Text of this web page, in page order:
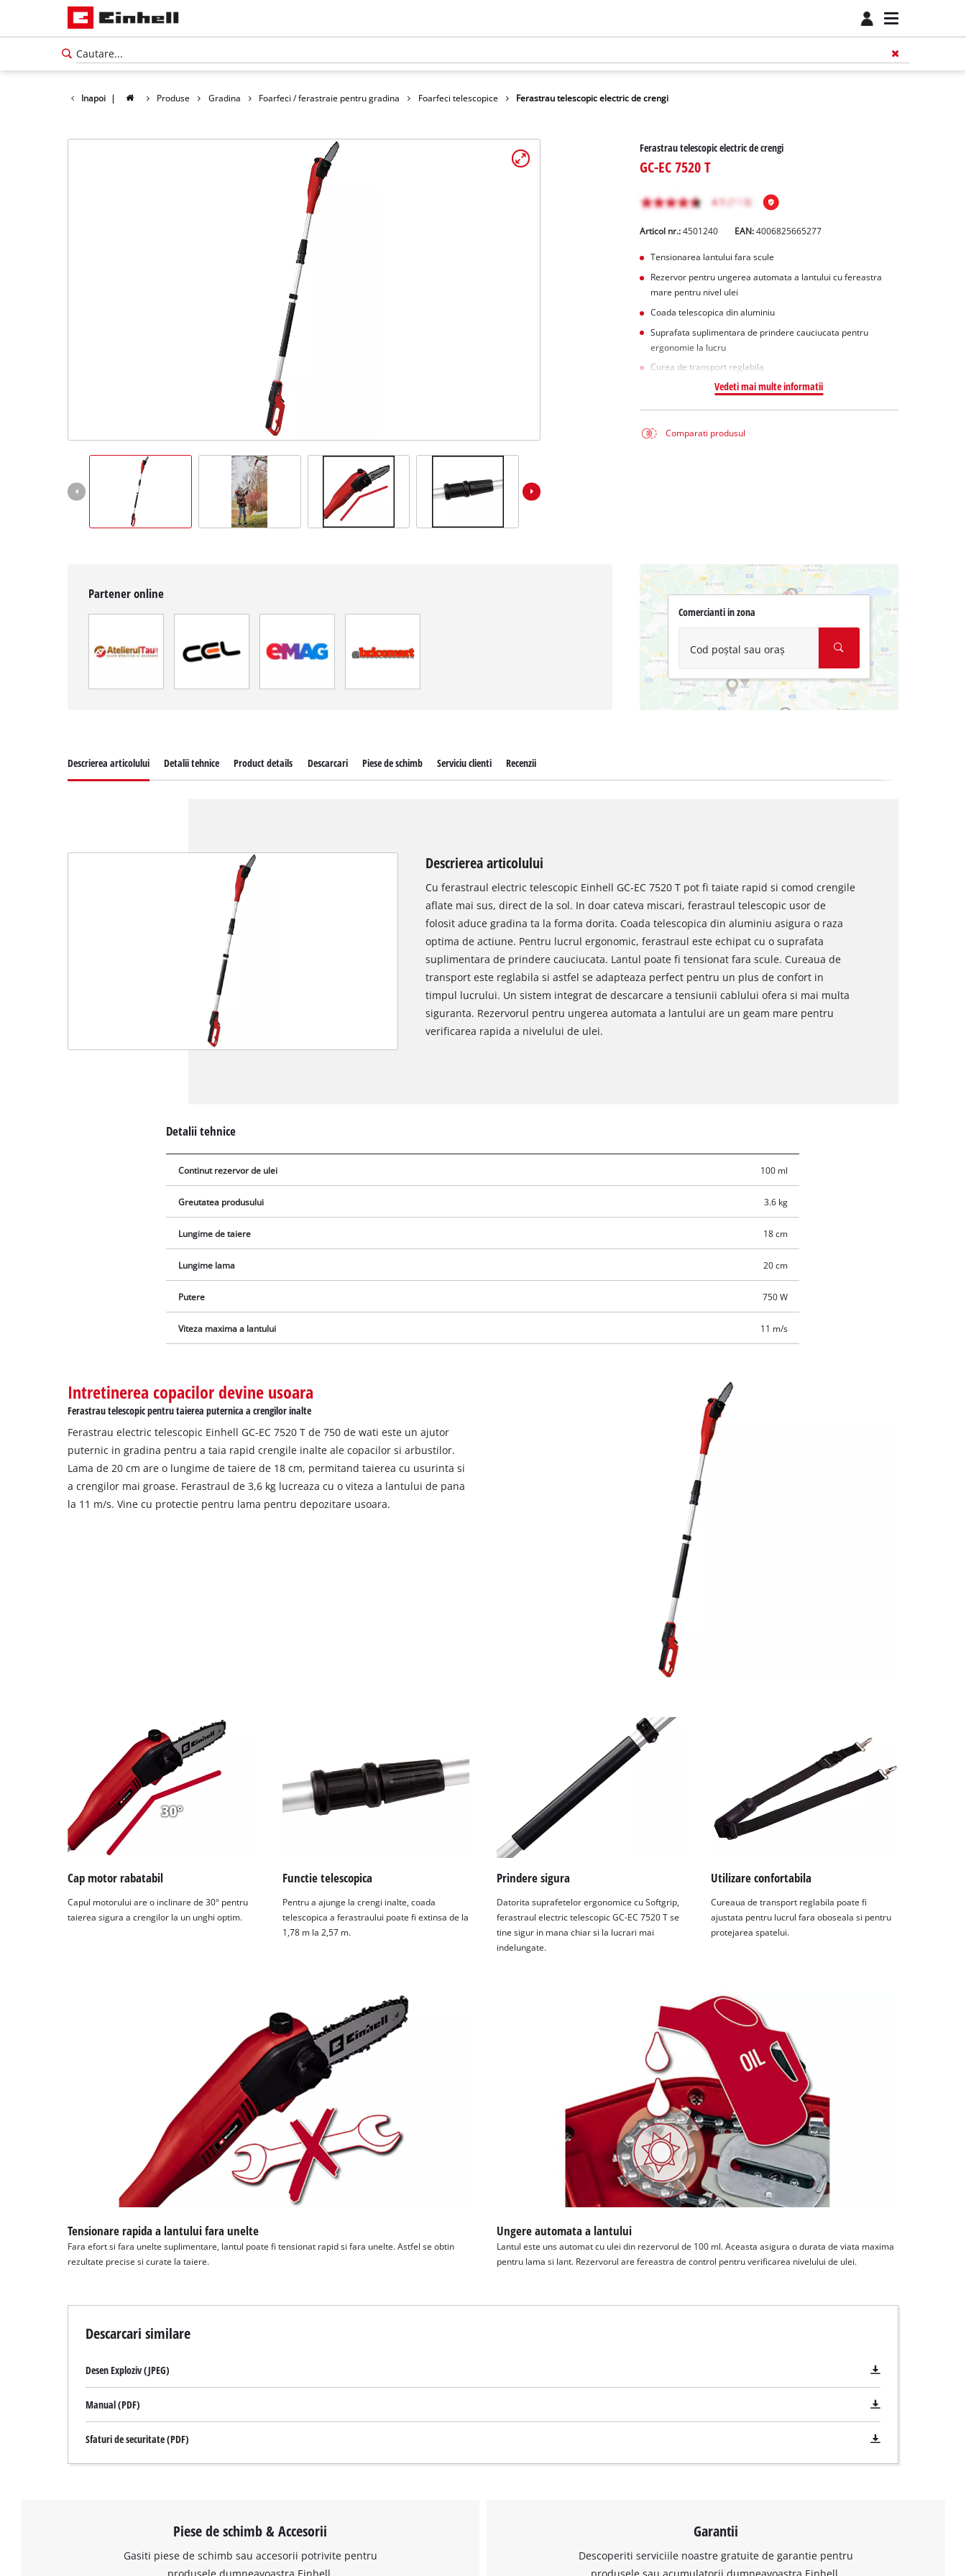
Inapoi | Produse Gradina Foarfeci / ferastraie pentru gradina Foarfeci telescopice Ferastrau telescopic electric de crengi
Ferastrau telescopic electric de crengi
GC-EC 7520 T
Articol nr.: 4501240 EAN:4006825665277
Tensionarea lantului fara scule
Rezervor pentru ungerea automata a lantului cu fereastra
mare pentru nivel ulei
Coada telescopica din aluminiu
Suprafata suplimentara de prindere cauciucata pentru
ergonomie la lucru
Curea de transport reglabila
Vedeti mai multe informatii
Comparati produsul
Partener online
Comercianti in zona
Cod poștal sau oraș
Descrierea articolului Detalii tehnice Product details Descarcari Piese de schimb Serviciu clienti Recenzii
Descrierea articolului
Cu ferastraul electric telescopic Einhell GC-EC 7520 T pot fi taiate rapid si comod crengile
aflate mai sus, direct de la sol. In doar cateva miscari, ferastraul telescopic usor de
folosit aduce gradina ta la forma dorita. Coada telescopica din aluminiu asigura o raza
optima de actiune. Pentru lucrul ergonomic, ferastraul este echipat cu o suprafata
suplimentara de prindere cauciucata. Lantul poate fi tensionat fara scule. Cureaua de
transport este reglabila si astfel se adapteaza perfect pentru un plus de confort in
timpul lucrului. Un sistem integrat de descarcare a tensiunii cablului ofera si mai multa
siguranta. Rezervorul pentru ungerea automata a lantului are un geam mare pentru
verificarea rapida a nivelului de ulei.
Detalii tehnice
Continut rezervor de ulei 100 ml
Greutatea produsului 3.6 kg
Lungime de taiere 18 cm
Lungime lama 20 cm
Putere 750 W
Viteza maxima a lantului 11 m/s
Intretinerea copacilor devine usoara
Ferastrau telescopic pentru taierea puternica a crengilor inalte
Ferastrau electric telescopic Einhell GC-EC 7520 T de 750 de wati este un ajutor
puternic in gradina pentru a taia rapid crengile inalte ale copacilor si arbustilor.
Lama de 20 cm are o lungime de taiere de 18 cm, permitand taierea cu usurinta si
a crengilor mai groase. Ferastraul de 3,6 kg lucreaza cu o viteza a lantului de pana
la 11 m/s. Vine cu protectie pentru lama pentru depozitare usoara.
Cap motor rabatabil
Capul motorului are o inclinare de 30° pentru
taierea sigura a crengilor la un unghi optim.
Functie telescopica
Pentru a ajunge la crengi inalte, coada
telescopica a ferastraului poate fi extinsa de la
1,78 m la 2,57 m.
Prindere sigura
Datorita suprafetelor ergonomice cu Softgrip,
ferastraul electric telescopic GC-EC 7520 T se
tine sigur in mana chiar si la lucrari mai
indelungate.
Utilizare confortabila
Cureaua de transport reglabila poate fi
ajustata pentru lucrul fara oboseala si pentru
protejarea spatelui.
Tensionare rapida a lantului fara unelte
Fara efort si fara unelte suplimentare, lantul poate fi tensionat rapid si fara unelte. Astfel se obtin
rezultate precise si curate la taiere.
Ungere automata a lantului
Lantul este uns automat cu ulei din rezervorul de 100 ml. Aceasta asigura o durata de viata maxima
pentru lama si lant. Rezervorul are fereastra de control pentru verificarea nivelului de ulei.
Descarcari similare
Desen Exploziv (JPEG)
Manual (PDF)
Sfaturi de securitate (PDF)
Piese de schimb & Accesorii
Gasiti piese de schimb sau accesorii potrivite pentru
Garantii
Descoperiti serviciile noastre gratuite de garantie pentru